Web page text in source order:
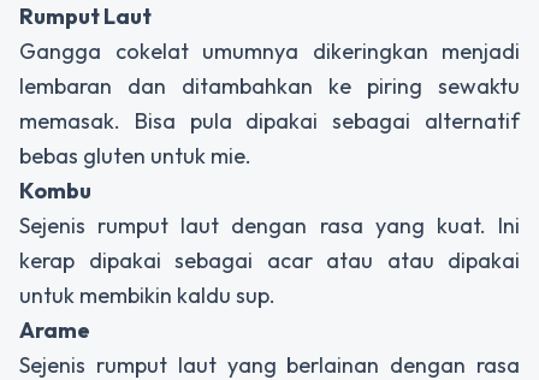
Rumput Laut
Gangga cokelat umumnya dikeringkan menjadi
lembaran dan ditambahkan ke piring sewaktu
memasak. Bisa pula dipakai sebagai alternatif
bebas gluten untuk mie.
Kombu
Sejenis rumput laut dengan rasa yang kuat. Ini
kerap dipakai sebagai acar atau atau dipakai
untuk membikin kaldu sup.
Arame
Sejenis rumput laut yang berlainan dengan rasa